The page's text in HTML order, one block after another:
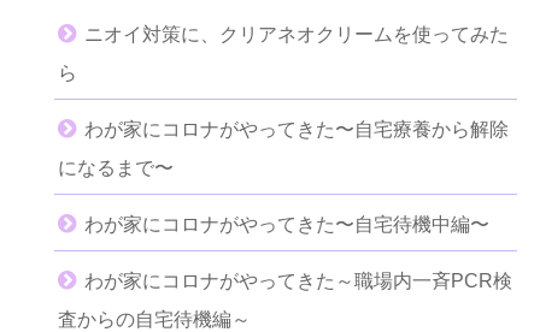
ニオイ対策に、クリアネオクリームを使ってみた
ら
わが家にコロナがやってきた〜自宅療養から解除
になるまで〜
わが家にコロナがやってきた〜自宅待機中編〜
わが家にコロナがやってきた～職場内一斉PCR検
査からの自宅待機編～